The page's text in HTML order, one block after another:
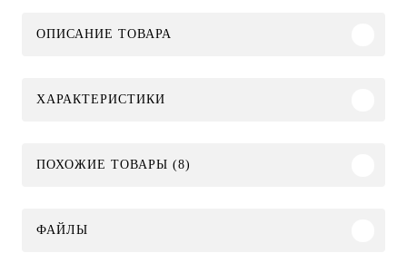
ОПИСАНИЕ ТОВАРА
ХАРАКТЕРИСТИКИ
ПОХОЖИЕ ТОВАРЫ (8)
ФАЙЛЫ